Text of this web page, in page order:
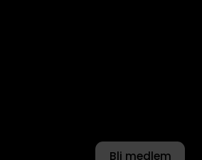
Bli medlem